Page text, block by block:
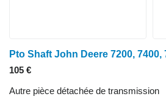
105 €
Autre pièce détachée de transmission